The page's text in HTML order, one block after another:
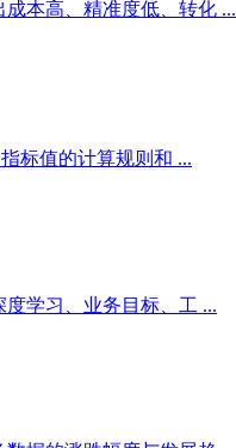
本高、精准度低、转化 ...
标值的计算规则和 ...
学习、业务目标、工 ...